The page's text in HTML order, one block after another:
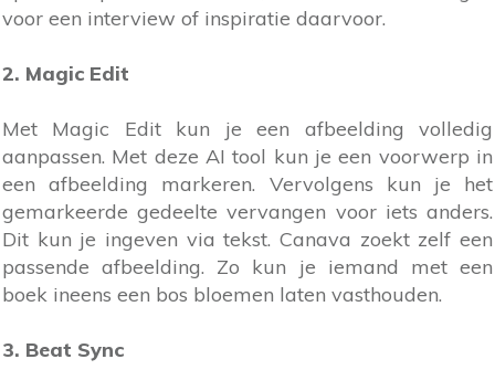
voor een interview of inspiratie daarvoor.
2. Magic Edit
Met Magic Edit kun je een afbeelding volledig
aanpassen. Met deze AI tool kun je een voorwerp in
een afbeelding markeren. Vervolgens kun je het
gemarkeerde gedeelte vervangen voor iets anders.
Dit kun je ingeven via tekst. Canava zoekt zelf een
passende afbeelding. Zo kun je iemand met een
boek ineens een bos bloemen laten vasthouden.
3. Beat Sync